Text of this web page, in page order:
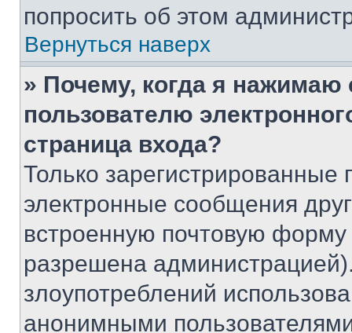
попросить об этом
Вернуться наверх
» Почему, когда я нажимаю
пользователю
страница входа?
Только зарегистрированные
электронные сообщения
встроенную почтовую
разрешена
злоупотреблений
анонимными